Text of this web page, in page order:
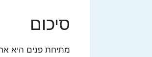
סיכום
מתיחת פנים היא